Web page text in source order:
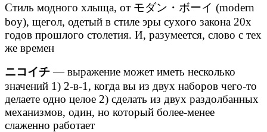
Стиль модного хлыща, от モダン・ボーイ (modern
boy), щегол, одетый в стиле эры сухого закона 20х
годов прошлого столетия. И, разумеется, слово с тех
же времен
ニコイチ— выражение может иметь несколько
значений 1) 2-в-1, когда вы из двух наборов чего-то
делаете одно целое 2) сделать из двух раздолбанных
механизмов, один, но который более-менее
слаженно работает